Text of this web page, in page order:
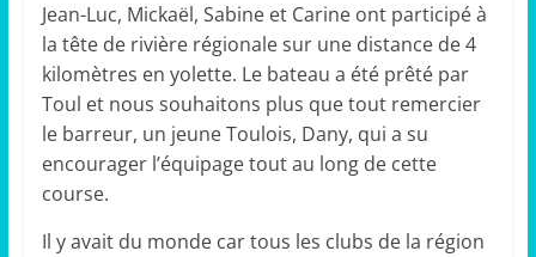
Jean-Luc, Mickaël, Sabine et Carine ont participé à
la tête de rivière régionale sur une distance de 4
kilomètres en yolette. Le bateau a été prêté par
Toul et nous souhaitons plus que tout remercier
le barreur, un jeune Toulois, Dany, qui a su
encourager l’équipage tout au long de cette
course.
Il y avait du monde car tous les clubs de la région